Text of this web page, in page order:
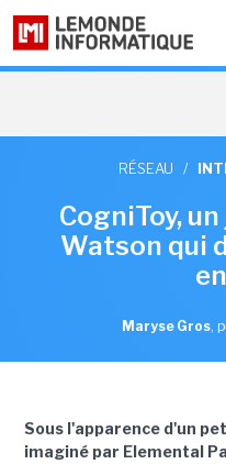
RÉSEAU /
CogniToy,
Watson qui
Maryse Gros,
Sous l'apparence d'un
imaginé par Elemental